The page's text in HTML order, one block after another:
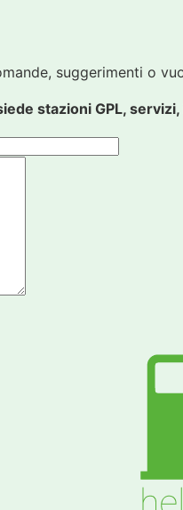
suggerimenti o
stazioni GPL,